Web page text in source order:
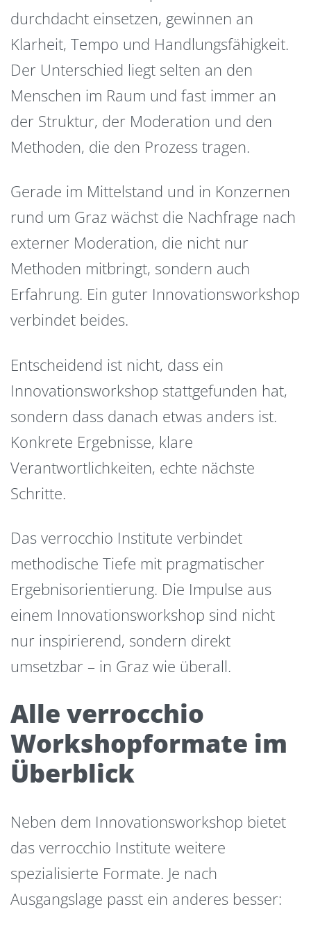
durchdacht einsetzen, gewinnen an
Klarheit, Tempo und Handlungsfähigkeit.
Der Unterschied liegt selten an den
Menschen im Raum und fast immer an
der Struktur, der Moderation und den
Methoden, die den Prozess tragen.
Gerade im Mittelstand und in Konzernen
rund um Graz wächst die Nachfrage nach
externer Moderation, die nicht nur
Methoden mitbringt, sondern auch
Erfahrung. Ein guter Innovationsworkshop
verbindet beides.
Entscheidend ist nicht, dass ein
Innovationsworkshop stattgefunden hat,
sondern dass danach etwas anders ist.
Konkrete Ergebnisse, klare
Verantwortlichkeiten, echte nächste
Schritte.
Das verrocchio Institute verbindet
methodische Tiefe mit pragmatischer
Ergebnisorientierung. Die Impulse aus
einem Innovationsworkshop sind nicht
nur inspirierend, sondern direkt
umsetzbar – in Graz wie überall.
Alle verrocchio
Workshopformate im
Überblick
Neben dem Innovationsworkshop bietet
das verrocchio Institute weitere
spezialisierte Formate. Je nach
Ausgangslage passt ein anderes besser: